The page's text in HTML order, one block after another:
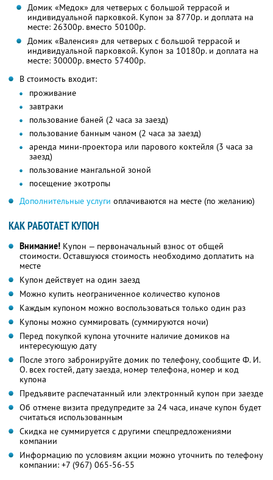
Домик «Медок» для четверых с большой террасой и
индивидуальной парковкой. Купон за 8770р. и доплата на
месте: 26300р. вместо 50100р.
Домик «Валенсия» для четверых с большой террасой и
индивидуальной парковкой. Купон за 10180р. и доплата на
месте: 30000р. вместо 57400р.
В стоимость входит:
проживание
завтраки
пользование баней (2 часа за заезд)
пользование банным чаном (2 часа за заезд)
аренда мини-проектора или парового коктейля (3 часа за
заезд)
пользование мангальной зоной
посещение экотропы
Дополнительные услуги оплачиваются на месте (по желанию)
КАК РАБОТАЕТ КУПОН
Внимание! Купон — первоначальный взнос от общей
стоимости. Оставшуюся стоимость необходимо доплатить на
месте
Купон действует на один заезд
Можно купить неограниченное количество купонов
Каждым купоном можно воспользоваться только один раз
Купоны можно суммировать (суммируются ночи)
Перед покупкой купона уточните наличие домиков на
интересующую дату
После этого забронируйте домик по телефону, сообщите Ф. И.
О. всех гостей, дату заезда, номер телефона, номер и код
купона
Предъявите распечатанный или электронный купон при заезде
Об отмене визита предупредите за 24 часа, иначе купон будет
считаться использованным
Скидка не суммируется с другими спецпредложениями
компании
Информацию по условиям акции можно уточнить по телефону
компании: +7 (967) 065-56-55